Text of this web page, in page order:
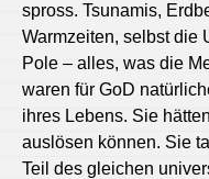
spross. Tsunamis,
Warmzeiten, selbst die
Pole – alles, was die
waren für GoD
ihres Lebens. Sie
auslösen können. Sie
Teil des gleichen